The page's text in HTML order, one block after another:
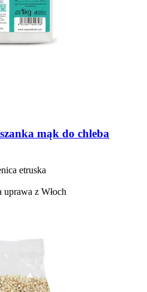
mąk do chleba
etruska
uprawa z Włoch